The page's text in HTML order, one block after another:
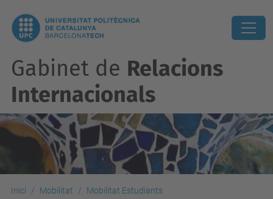
Gabinet de Relacions
Internacionals
Inici Mobilitat
Mobilitat Estudiants